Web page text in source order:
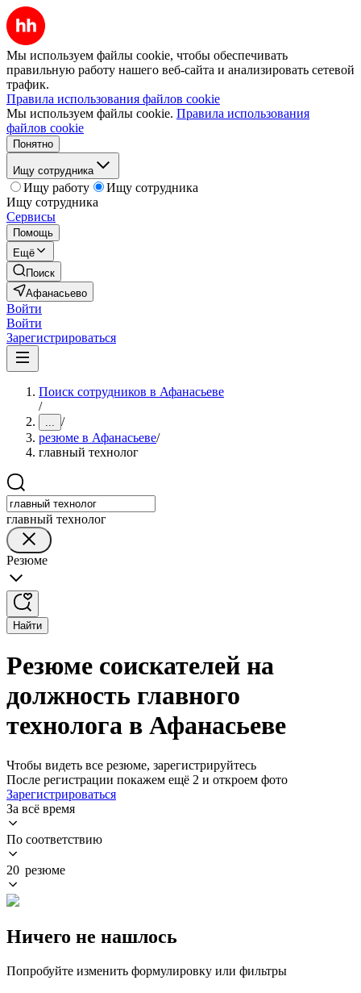
Мы используем файлы cookie, чтобы обеспечивать
правильную работу нашего веб-сайта и анализировать сетевой
трафик.
Правила использования файлов cookie
Мы используем файлы cookie. Правила использования
файлов cookie
Понятно
Ищу сотрудника
Ищу работу
Ищу сотрудника
Ищу сотрудника
Сервисы
Помощь
Ещё
Поиск
Афанасьево
Войти
Войти
Зарегистрироваться
Поиск сотрудников в Афанасьеве
/
... /
резюме в Афанасьеве/
главный технолог
главный технолог
Резюме
Найти
Резюме соискателей на
должность главного
технолога в Афанасьеве
Чтобы видеть все резюме, зарегистрируйтесь
После регистрации покажем ещё 2 и откроем фото
Зарегистрироваться
За всё время
По соответствию
20 резюме
Ничего не нашлось
Попробуйте изменить формулировку или фильтры